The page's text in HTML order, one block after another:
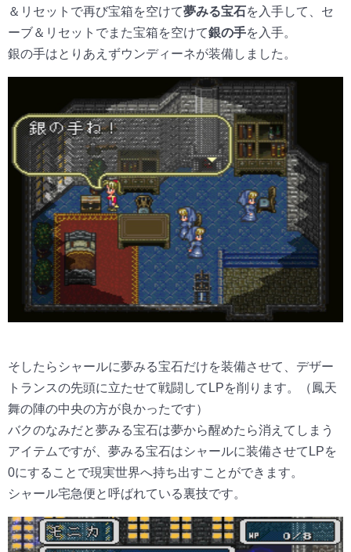
＆リセットで再び宝箱を空けて夢みる宝石を入手して、セ
ーブ＆リセットでまた宝箱を空けて銀の手を入手。
銀の手はとりあえずウンディーネが装備しました。
そしたらシャールに夢みる宝石だけを装備させて、デザー
トランスの先頭に立たせて戦闘してLPを削ります。（鳳天
舞の陣の中央の方が良かったです）
バクのなみだと夢みる宝石は夢から醒めたら消えてしまう
アイテムですが、夢みる宝石はシャールに装備させてLPを
0にすることで現実世界へ持ち出すことができます。
シャール宅急便と呼ばれている裏技です。